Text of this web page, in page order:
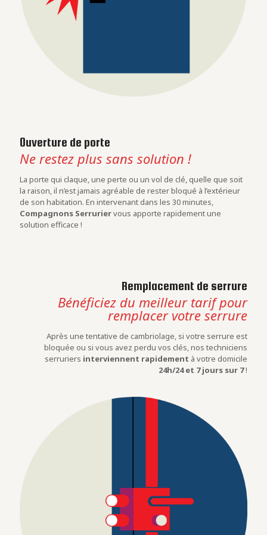
Ouverture de porte
Ne restez plus sans solution !
La porte qui claque, une perte ou un vol de clé, quelle que soit
la raison, il n’est jamais agréable de rester bloqué à l’extérieur
de son habitation. En intervenant dans les 30 minutes,
Compagnons Serruriervous apporte rapidement une
solution efficace !
Remplacement de serrure
Bénéficiez du meilleur tarif pour
remplacer votre serrure
Après une tentative de cambriolage, si votre serrure est
bloquée ou si vous avez perdu vos clés, nos techniciens
serruriers interviennent rapidement à votre domicile
24h/24 et 7 jours sur 7!